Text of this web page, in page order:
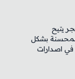
يتيح
بشكل
في اصدارات